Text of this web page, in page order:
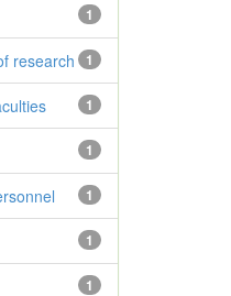
1
1
research
1
1
1
1
1